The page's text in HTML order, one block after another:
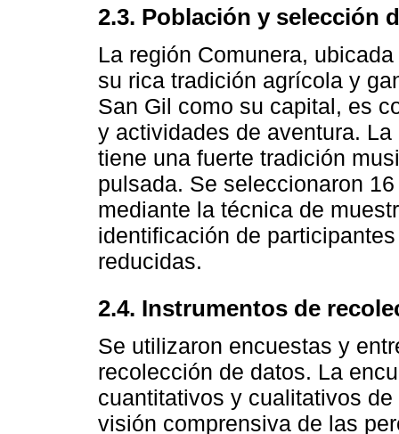
2.3. Población y selección
La región Comunera,
su rica tradición agrícola y
San Gil como su capital, es
y actividades de aventura.
tiene una fuerte tradición
pulsada. Se seleccionaron
mediante la técnica de
identificación de
reducidas.
2.4. Instrumentos de
Se utilizaron encuestas y
recolección de datos. La
cuantitativos y cualitativos
visión comprensiva de las